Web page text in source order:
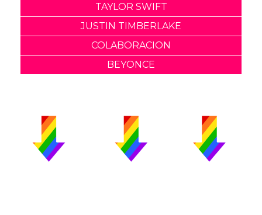
TAYLOR SWIFT
JUSTIN TIMBERLAKE
COLABORACION
BEYONCE